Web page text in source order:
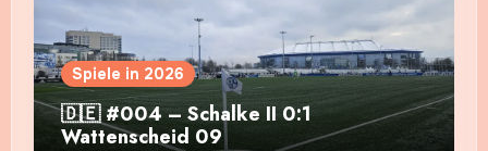
Spiele in 2026
🇩🇪 #004 – Schalke II 0:1
Wattenscheid 09